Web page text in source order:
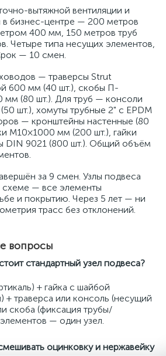
вытяжной вентиляции и
бизнес-центре — 200 метров
400 мм, 150 метров труб
Четыре типа несущих элементов,
— 10 смен.
— траверсы Strut
600 мм (40 шт.), скобы П-
мм (80 шт.). Для труб — консоли
шт.), хомуты трубные 2" с EPDM
— кронштейны настенные (80
M10×1000 мм (200 шт.), гайки
DIN 9021 (800 шт.). Общий объём
за 9 смен. Узлы подвеса
— все элементы
и покрытию. Через 5 лет — ни
трасс без отклонений.
вопросы
стандартный узел подвеса?
+ гайка с шайбой
+ траверса или консоль (несущий
скоба (фиксация трубы/
— один узел.
оцинковку и нержавейку